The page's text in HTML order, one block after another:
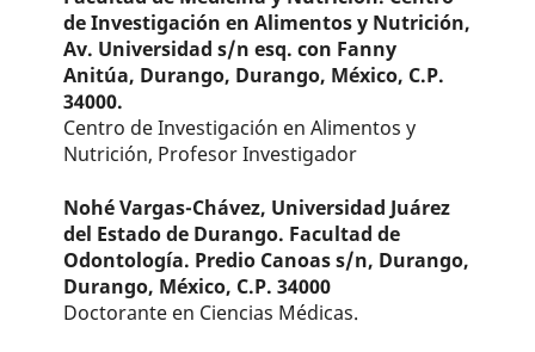
de Investigación en Alimentos y Nutrición,
Av. Universidad s/n esq. con Fanny
Anitúa, Durango, Durango, México, C.P.
34000.
Centro de Investigación en Alimentos y
Nutrición, Profesor Investigador
Nohé Vargas-Chávez, Universidad Juárez
del Estado de Durango. Facultad de
Odontología. Predio Canoas s/n, Durango,
Durango, México, C.P. 34000
Doctorante en Ciencias Médicas.